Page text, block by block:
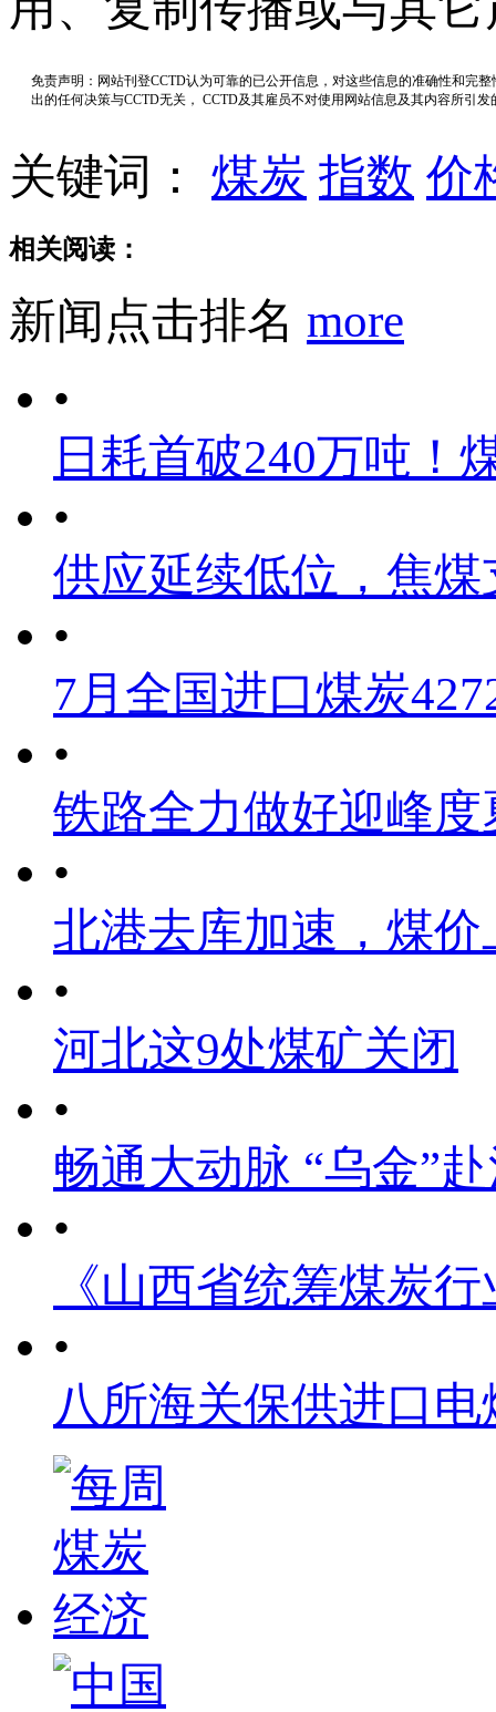
免责声明：网站刊登CCTD认为可靠的已公开信息，对这些信息的准确性和完
出的任何决策与CCTD无关， CCTD及其雇员不对使用网站信息及其内容所引
关键词： 煤炭 指数 价
相关阅读：
新闻点击排名 more
•
日耗首破240万吨！
•
供应延续低位，焦煤
•
7月全国进口煤炭
•
铁路全力做好迎峰
•
北港去库加速，煤
•
河北这9处煤矿关闭
•
畅通大动脉 “乌金”
•
《山西省统筹煤炭
•
八所海关保供进口